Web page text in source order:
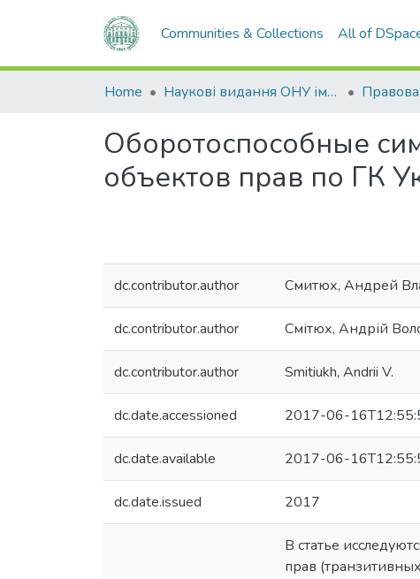
Communities & Collections All of
Home Наукові видання ОНУ імені І. І. Мечникова
Оборотоспособные
объектов прав по ГК
dc.contributor.author Смитюх, Андрей
dc.contributor.author Смітюх, Андрій
dc.contributor.author Smitiukh, Andrii V.
dc.date.accessioned 2017-06-
dc.date.available 2017-06-
dc.date.issued 2017
В статье
прав